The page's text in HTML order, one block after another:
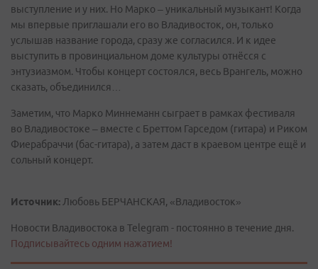
выступление и у них. Но Марко – уникальный музыкант! Когда
мы впервые приглашали его во Владивосток, он, только
услышав название города, сразу же согласился. И к идее
выступить в провинциальном доме культуры отнёсся с
энтузиазмом. Чтобы концерт состоялся, весь Врангель, можно
сказать, объединился…
Заметим, что Марко Миннеманн сыграет в рамках фестиваля
во Владивостоке – вместе с Бреттом Гарседом (гитара) и Риком
Фиерабраччи (бас-гитара), а затем даст в краевом центре ещё и
сольный концерт.
Источник: Любовь БЕРЧАНСКАЯ, «Владивосток»
Новости Владивостока в Telegram - постоянно в течение дня.
Подписывайтесь одним нажатием!